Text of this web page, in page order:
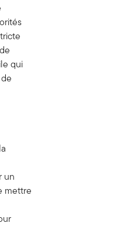
qui
un
mettre